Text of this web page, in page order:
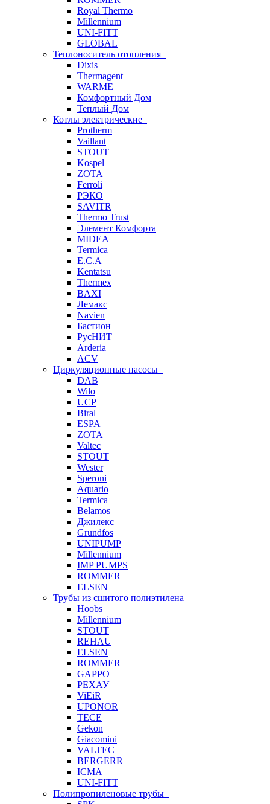
Royal Thermo
Millennium
UNI-FITT
GLOBAL
Теплоноситель отопления
Dixis
Thermagent
WARME
Комфортный Дом
Теплый Дом
Котлы электрические
Protherm
Vaillant
STOUT
Kospel
ZOTA
Ferroli
РЭКО
SAVITR
Thermo Trust
Элемент Комфорта
MIDEA
Termica
E.C.A
Kentatsu
Thermex
BAXI
Лемакс
Navien
Бастион
РусНИТ
Arderia
ACV
Циркуляционные насосы
DAB
Wilo
UCP
Biral
ESPA
ZOTA
Valtec
STOUT
Wester
Speroni
Aquario
Termica
Belamos
Джилекс
Grundfos
UNIPUMP
Millennium
IMP PUMPS
ROMMER
ELSEN
Трубы из сшитого полиэтилена
Hoobs
Millennium
STOUT
REHAU
ELSEN
ROMMER
GAPPO
РЕХАУ
ViEiR
UPONOR
TECE
Gekon
Giacomini
VALTEC
BERGERR
ICMA
UNI-FITT
Полипропиленовые трубы